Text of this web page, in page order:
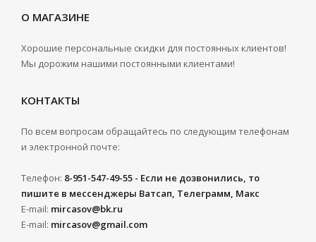
О МАГАЗИНЕ
Хорошие персональные скидки для постоянных клиентов!
Мы дорожим нашими постоянными клиентами!
КОНТАКТЫ
По всем вопросам обращайтесь по следующим телефонам
и электронной почте:
Телефон: 8-951-547-49-55 - Если не дозвонились, то
пишите в мессенджеры Ватсап, Телеграмм, Макс
E-mail: mircasov@bk.ru
E-mail: mircasov@gmail.com